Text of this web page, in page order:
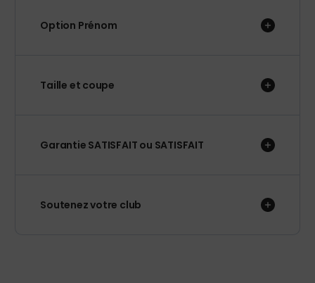
Option Prénom
Taille et coupe
Garantie SATISFAIT ou SATISFAIT
Soutenez votre club